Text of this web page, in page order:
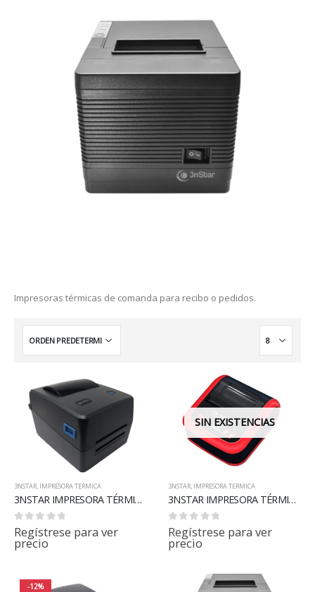
Impresoras térmicas de comanda para recibo o pedidos.
3NSTAR, IMPRESORA TERMICA
3NSTAR IMPRESORA TÉRMICA DE ETIQUETAS DE 4″ LTT204
0out of 5
Regístrese para ver
precio
SIN EXISTENCIAS
3NSTAR, IMPRESORA TERMICA
3NSTAR IMPRESORA TÉRMICA DE RECIBOS Y ETIQUETAS 80MM PORTÁTIL PPT305BT
0out of 5
Regístrese para ver
precio
-12%